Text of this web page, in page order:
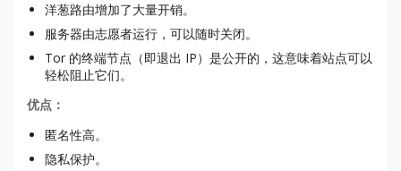
洋葱路由增加了大量开销。
服务器由志愿者运行，可以随时关闭。
Tor 的终端节点（即退出 IP）是公开的，这意味着站点可以
轻松阻止它们。
优点：
匿名性高。
隐私保护。